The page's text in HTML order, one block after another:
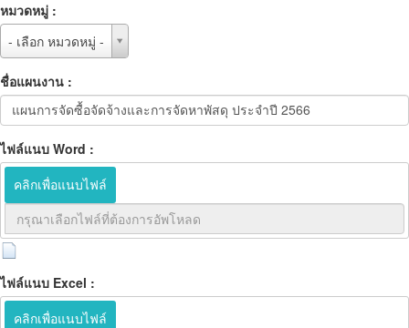
หมวดหมู่ :
- เลือก หมวดหมู่ -
หมวด
หมู่
ชื่อแผนงาน :
ไฟล์แนบ Word :
คลิกเพื่อแนบไฟล์
ไฟล์แนบ Excel :
คลิกเพื่อแนบไฟล์